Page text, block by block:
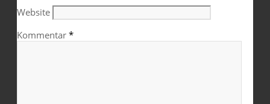
Website
Kommentar *